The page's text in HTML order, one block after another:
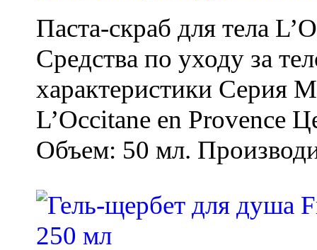
Паста-скраб для тела
Средства по уходу за
характеристики Серия
L’Occitane en Provence
Объем: 50 мл.